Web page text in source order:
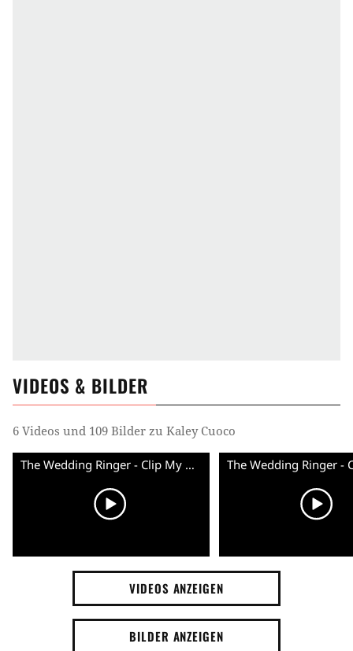
VIDEOS & BILDER
6 Videos und 109 Bilder zu Kaley Cuoco
The Wedding Ringer - Clip My Boy (English) HD
VIDEOS ANZEIGEN
BILDER ANZEIGEN